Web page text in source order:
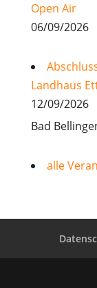
Open Air
06/09/2026
Landhaus
12/09/2026
Bad
alle